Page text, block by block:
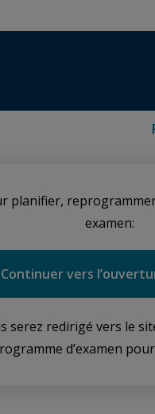
planifier,
examen:
Continuer vers
serez redirigé vers le
d’examen